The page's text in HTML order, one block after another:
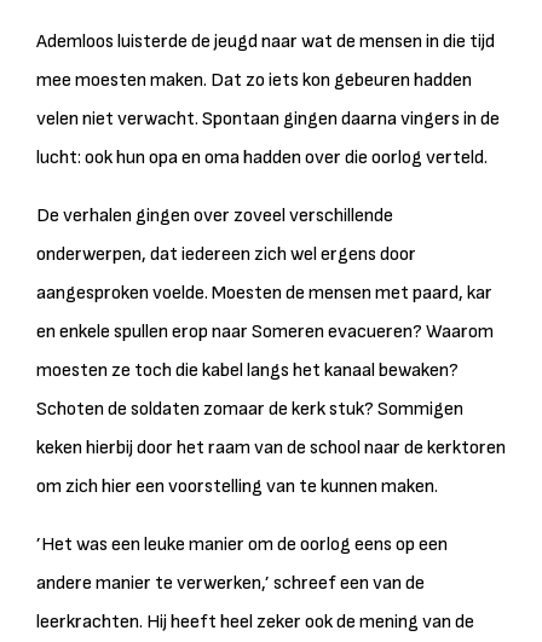
Ademloos luisterde de jeugd naar wat de mensen in die tijd
mee moesten maken. Dat zo iets kon gebeuren hadden
velen niet verwacht. Spontaan gingen daarna vingers in de
lucht: ook hun opa en oma hadden over die oorlog verteld.
De verhalen gingen over zoveel verschillende
onderwerpen, dat iedereen zich wel ergens door
aangesproken voelde. Moesten de mensen met paard, kar
en enkele spullen erop naar Someren evacueren? Waarom
moesten ze toch die kabel langs het kanaal bewaken?
Schoten de soldaten zomaar de kerk stuk? Sommigen
keken hierbij door het raam van de school naar de kerktoren
om zich hier een voorstelling van te kunnen maken.
’Het was een leuke manier om de oorlog eens op een
andere manier te verwerken,’ schreef een van de
leerkrachten. Hij heeft heel zeker ook de mening van de